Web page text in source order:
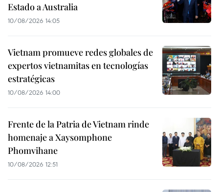
Estado a Australia
10/08/2026 14:05
Vietnam promueve redes globales de
expertos vietnamitas en tecnologías
estratégicas
10/08/2026 14:00
Frente de la Patria de Vietnam rinde
homenaje a Xaysomphone
Phomvihane
10/08/2026 12:51